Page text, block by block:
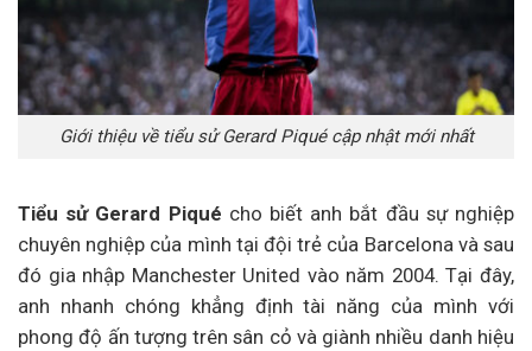
Giới thiệu về tiểu sử Gerard Piqué cập nhật mới nhất
Tiểu sử Gerard Piqué cho biết anh bắt đầu sự nghiệp
chuyên nghiệp của mình tại đội trẻ của Barcelona và sau
đó gia nhập Manchester United vào năm 2004. Tại đây,
anh nhanh chóng khẳng định tài năng của mình với
phong độ ấn tượng trên sân cỏ và giành nhiều danh hiệu